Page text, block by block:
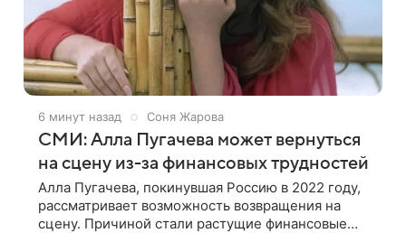
6 минут назад Соня Жарова
СМИ: Алла Пугачева может вернуться
на сцену из-за финансовых трудностей
Алла Пугачева, покинувшая Россию в 2022 году,
рассматривает возможность возвращения на
сцену. Причиной стали растущие финансовые